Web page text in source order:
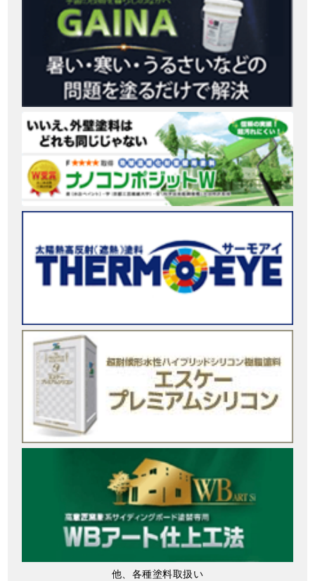
他、各種塗料取扱い